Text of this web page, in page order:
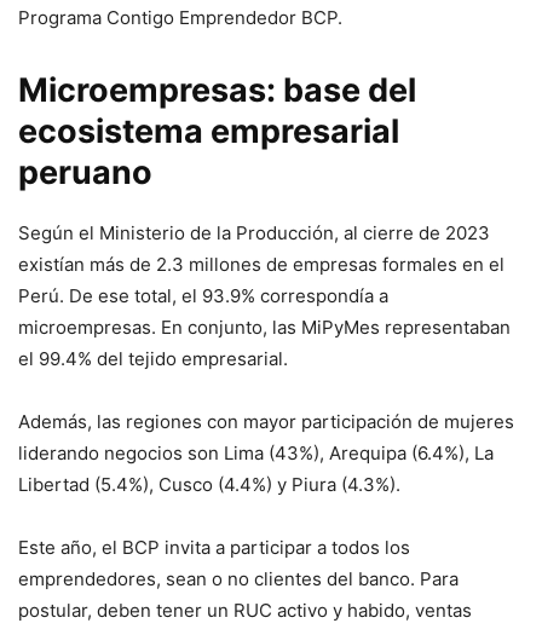
Programa Contigo Emprendedor BCP.
Microempresas: base del
ecosistema empresarial
peruano
Según el Ministerio de la Producción, al cierre de 2023
existían más de 2.3 millones de empresas formales en el
Perú. De ese total, el 93.9% correspondía a
microempresas. En conjunto, las MiPyMes representaban
el 99.4% del tejido empresarial.
Además, las regiones con mayor participación de mujeres
liderando negocios son Lima (43%), Arequipa (6.4%), La
Libertad (5.4%), Cusco (4.4%) y Piura (4.3%).
Este año, el BCP invita a participar a todos los
emprendedores, sean o no clientes del banco. Para
postular, deben tener un RUC activo y habido, ventas